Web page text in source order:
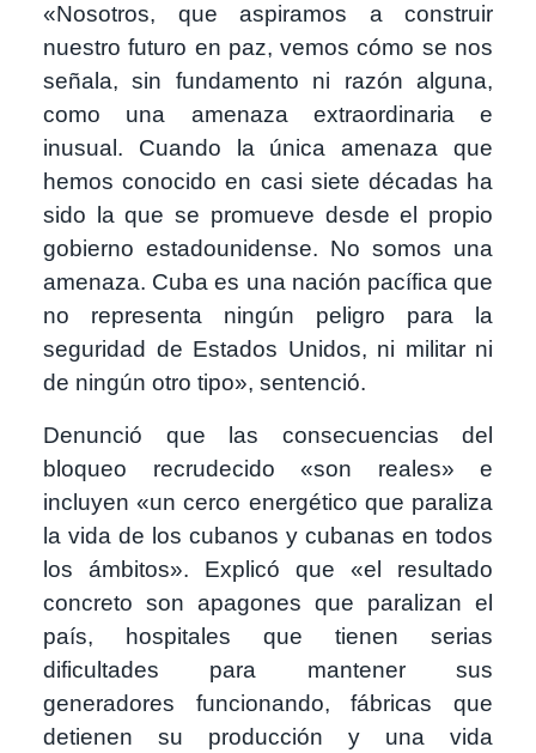
«Nosotros, que aspiramos a construir
nuestro futuro en paz, vemos cómo se nos
señala, sin fundamento ni razón alguna,
como una amenaza extraordinaria e
inusual. Cuando la única amenaza que
hemos conocido en casi siete décadas ha
sido la que se promueve desde el propio
gobierno estadounidense. No somos una
amenaza. Cuba es una nación pacífica que
no representa ningún peligro para la
seguridad de Estados Unidos, ni militar ni
de ningún otro tipo», sentenció.
Denunció que las consecuencias del
bloqueo recrudecido «son reales» e
incluyen «un cerco energético que paraliza
la vida de los cubanos y cubanas en todos
los ámbitos». Explicó que «el resultado
concreto son apagones que paralizan el
país, hospitales que tienen serias
dificultades para mantener sus
generadores funcionando, fábricas que
detienen su producción y una vida